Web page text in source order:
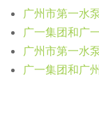
广州市第一水
广一集团和广
广州市第一水
广一集团和广